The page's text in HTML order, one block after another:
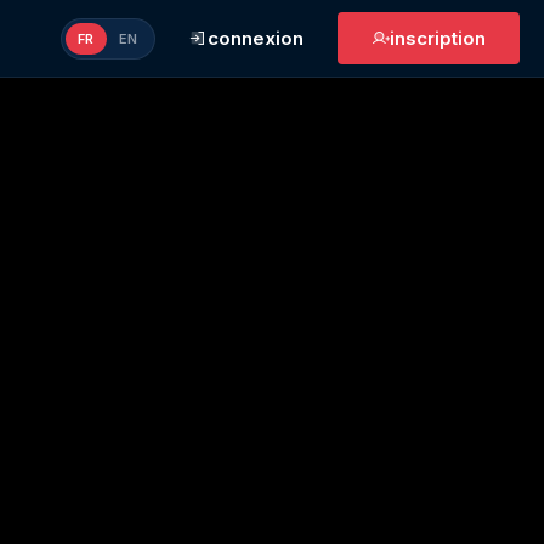
FR EN connexion inscription